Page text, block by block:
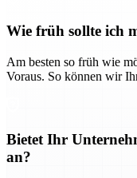
Wie früh sollte ich
Am besten so früh wie
Voraus. So können wir
Bietet Ihr
an?